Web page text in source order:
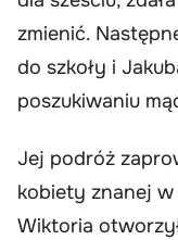
zmienić.
do szkoły i
poszukiwaniu
Jej podróż
kobiety znanej w
Wiktoria